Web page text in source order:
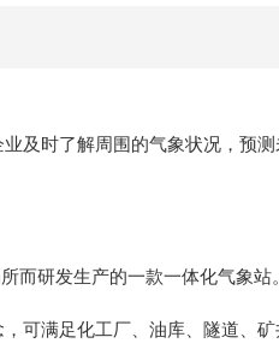
及时了解周围的气象状况，预
研发生产的一款一体化气象站
满足化工厂、油库、隧道、矿